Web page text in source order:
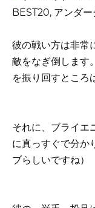
彼の戦い方は非常
敵をなぎ倒します
を振り回すところ
それに、ブライエ
に真っすぐで分か
ブらしいですね）